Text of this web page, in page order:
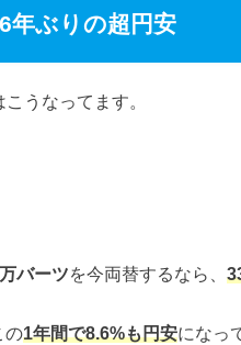
年ぶりの超円安
うなってます。
バーツを今両替するなら、
の1年間で8.6%も円安になっ